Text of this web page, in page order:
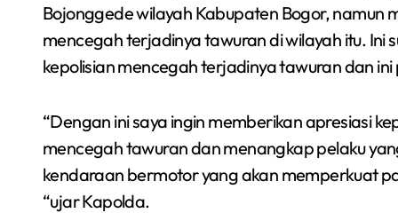
Bojonggede wilayah Kabupaten Bogor, namun
mencegah terjadinya tawuran di wilayah itu.
kepolisian mencegah terjadinya tawuran dan
“Dengan ini saya ingin memberikan apresiasi
mencegah tawuran dan menangkap pelaku
kendaraan bermotor yang akan memperkuat
“ujar Kapolda.
Berita Olah Raga Sorot